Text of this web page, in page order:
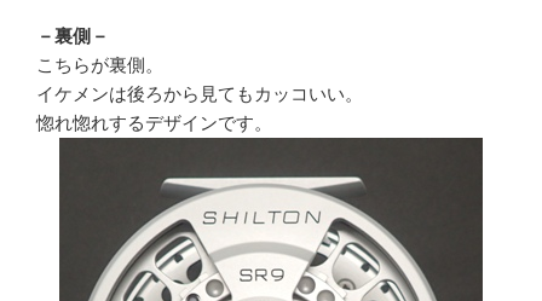
－裏側－
こちらが裏側。
イケメンは後ろから見てもカッコいい。
惚れ惚れするデザインです。